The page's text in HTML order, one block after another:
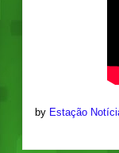
by Estação